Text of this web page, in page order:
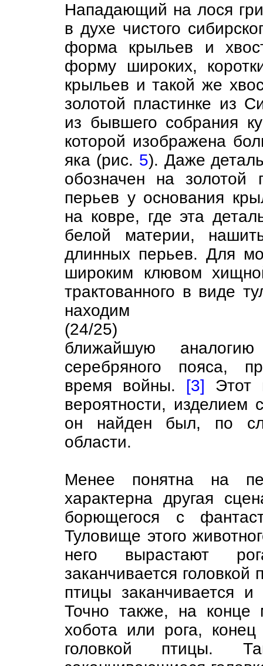
Нападающий на лося
в духе чистого
форма крыльев и
форму широких,
крыльев и такой же
золотой пластинке из
из бывшего собрания
которой изображена
яка (рис. 5). Даже
обозначен на золотой
перьев у основания
на ковре, где эта
белой материи,
длинных перьев. Для
широким клювом
трактованного в виде
находим
(24/25)
ближайшую
серебряного пояса,
время войны. [3] Этот
вероятности, изделием
он найден был, по
области.
Менее понятна на
характерна другая
борющегося с
Туловище этого
него вырастают
заканчивается
птицы заканчивается и
Точно также, на конце
хобота или рога, конец
головкой птицы.